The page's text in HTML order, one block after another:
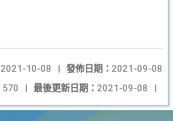
發佈日期： 2021-09-08
2021-10-08
|
最後更新日期： 2021-09-08 |
570 |